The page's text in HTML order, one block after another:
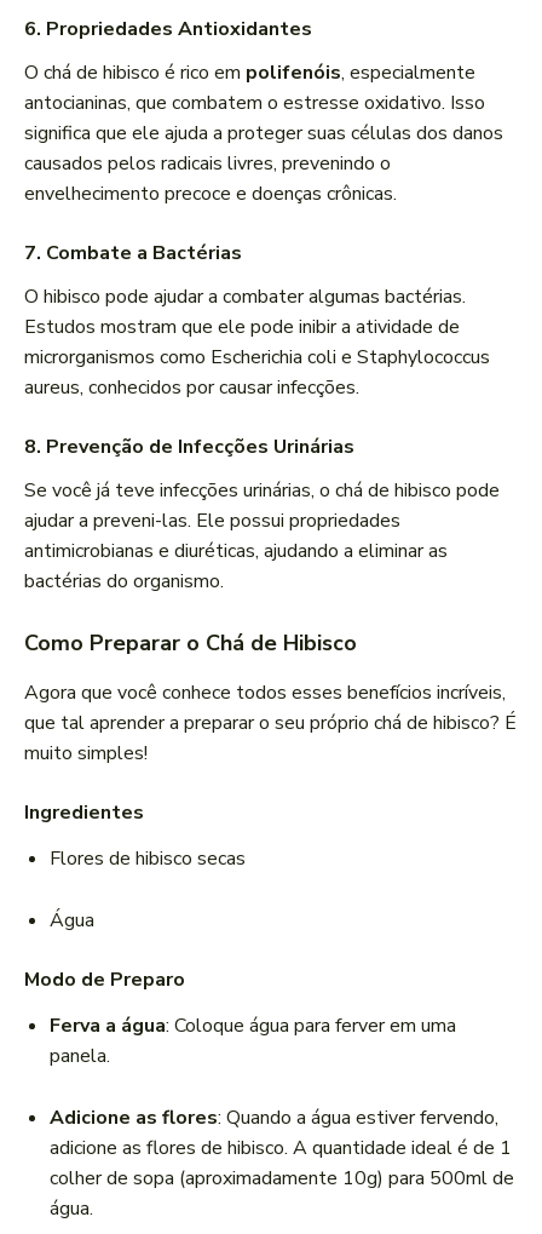
6. Propriedades Antioxidantes
O chá de hibisco é rico em polifenóis, especialmente
antocianinas, que combatem o estresse oxidativo. Isso
significa que ele ajuda a proteger suas células dos danos
causados pelos radicais livres, prevenindo o
envelhecimento precoce e doenças crônicas.
7. Combate a Bactérias
O hibisco pode ajudar a combater algumas bactérias.
Estudos mostram que ele pode inibir a atividade de
microrganismos como Escherichia coli e Staphylococcus
aureus, conhecidos por causar infecções.
8. Prevenção de Infecções Urinárias
Se você já teve infecções urinárias, o chá de hibisco pode
ajudar a preveni-las. Ele possui propriedades
antimicrobianas e diuréticas, ajudando a eliminar as
bactérias do organismo.
Como Preparar o Chá de Hibisco
Agora que você conhece todos esses benefícios incríveis,
que tal aprender a preparar o seu próprio chá de hibisco? É
muito simples!
Ingredientes
Flores de hibisco secas
Água
Modo de Preparo
Ferva a água: Coloque água para ferver em uma
panela.
Adicione as flores: Quando a água estiver fervendo,
adicione as flores de hibisco. A quantidade ideal é de 1
colher de sopa (aproximadamente 10g) para 500ml de
água.